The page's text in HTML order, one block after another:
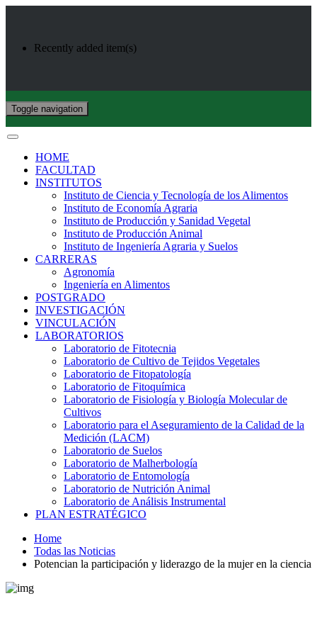
Recently added item(s)
Toggle navigation
HOME
FACULTAD
INSTITUTOS
Instituto de Ciencia y Tecnología de los Alimentos
Instituto de Economía Agraria
Instituto de Producción y Sanidad Vegetal
Instituto de Producción Animal
Instituto de Ingeniería Agraria y Suelos
CARRERAS
Agronomía
Ingeniería en Alimentos
POSTGRADO
INVESTIGACIÓN
VINCULACIÓN
LABORATORIOS
Laboratorio de Fitotecnia
Laboratorio de Cultivo de Tejidos Vegetales
Laboratorio de Fitopatología
Laboratorio de Fitoquímica
Laboratorio de Fisiología y Biología Molecular de
Cultivos
Laboratorio para el Aseguramiento de la Calidad de la
Medición (LACM)
Laboratorio de Suelos
Laboratorio de Malherbología
Laboratorio de Entomología
Laboratorio de Nutrición Animal
Laboratorio de Análisis Instrumental
PLAN ESTRATÉGICO
Home
Todas las Noticias
Potencian la participación y liderazgo de la mujer en la ciencia